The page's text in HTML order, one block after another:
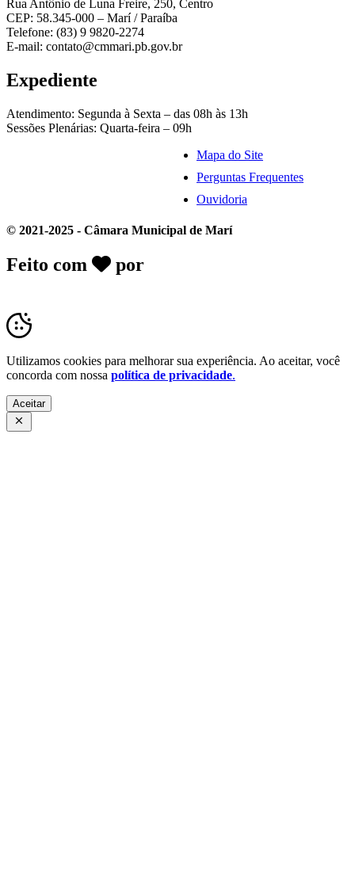
Rua Antônio de Luna Freire, 250, Centro
CEP: 58.345-000 – Marí / Paraíba
Telefone: (83) 9 9820-2274
E-mail: contato@cmmari.pb.gov.br
Expediente
Atendimento: Segunda à Sexta – das 08h às 13h
Sessões Plenárias: Quarta-feira – 09h
Mapa do Site
Perguntas Frequentes
Ouvidoria
© 2021-2025 - Câmara Municipal de Marí
Feito com por
Utilizamos cookies para melhorar sua experiência. Ao aceitar, você
concorda com nossa política de privacidade.
Aceitar